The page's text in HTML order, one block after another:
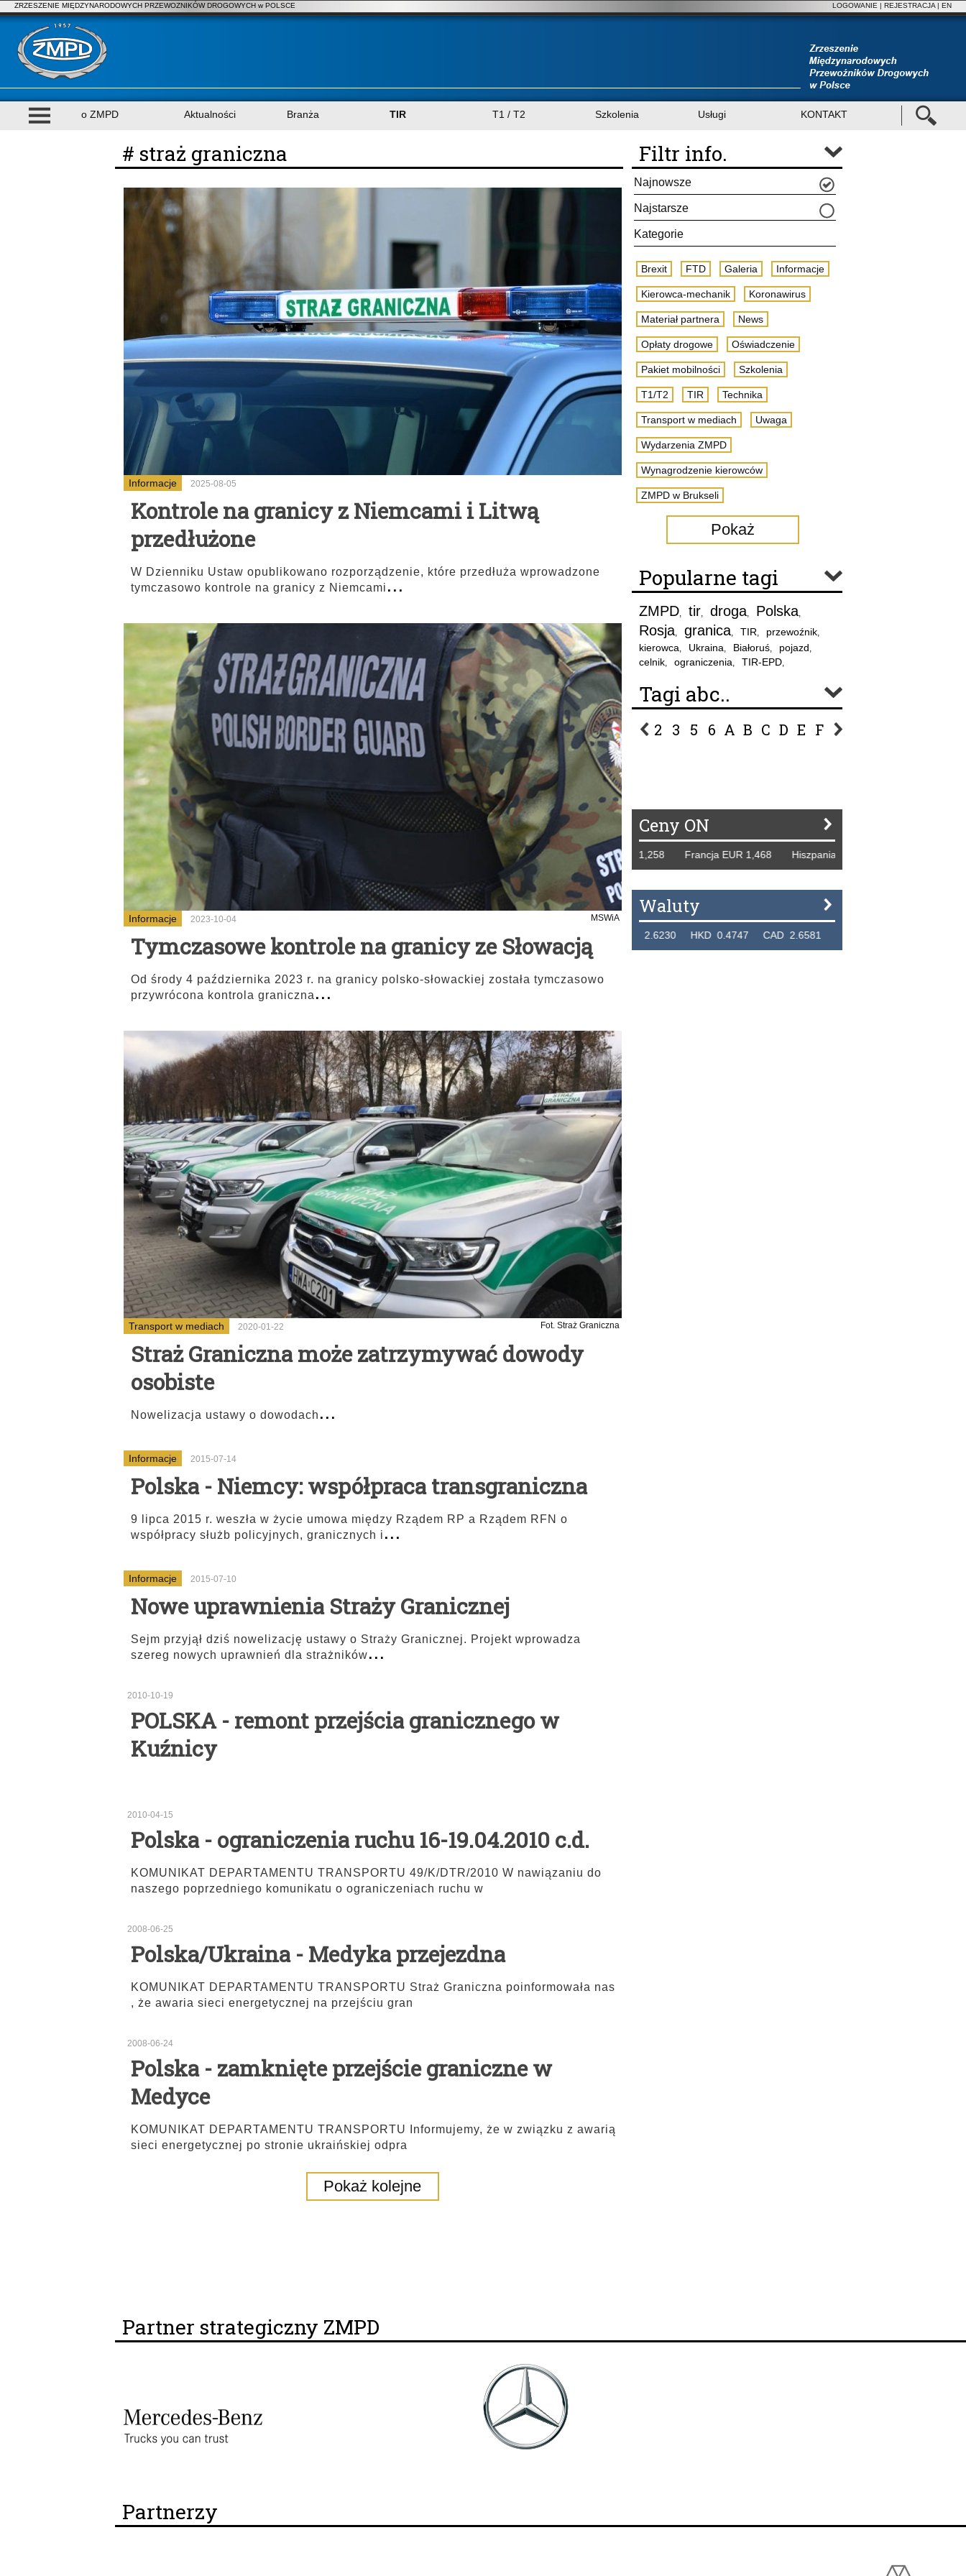
ZRZESZENIE MIĘDZYNARODOWYCH PRZEWOZNIKÓW DROGOWYCH w POLSCE LOGOWANIE | REJESTRACJA | EN
o ZMPD Aktualności Branża TIR T1 / T2 Szkolenia Usługi KONTAKT
# straż graniczna
Informacje 2025-08-05
Kontrole na granicy z Niemcami i Litwą
przedłużone
W Dzienniku Ustaw opublikowano rozporządzenie, które przedłuża wprowadzone
tymczasowo kontrole na granicy z Niemcami...
Informacje 2023-10-04 MSWiA
Tymczasowe kontrole na granicy ze Słowacją
Od środy 4 października 2023 r. na granicy polsko-słowackiej została tymczasowo
przywrócona kontrola graniczna ...
Transport w mediach 2020-01-22 Fot. Straż Graniczna
Straż Graniczna może zatrzymywać dowody
osobiste
Nowelizacja ustawy o dowodach ...
Informacje 2015-07-14
Polska - Niemcy: współpraca transgraniczna
9 lipca 2015 r. weszła w życie umowa między Rządem RP a Rządem RFN o
współpracy służb policyjnych, granicznych i...
Informacje 2015-07-10
Nowe uprawnienia Straży Granicznej
Sejm przyjął dziś nowelizację ustawy o Straży Granicznej. Projekt wprowadza
szereg nowych uprawnień dla strażników...
2010-10-19
POLSKA - remont przejścia granicznego w
Kuźnicy
2010-04-15
Polska - ograniczenia ruchu 16-19.04.2010 c.d.
KOMUNIKAT DEPARTAMENTU TRANSPORTU 49/K/DTR/2010 W nawiązaniu do
naszego poprzedniego komunikatu o ograniczeniach ruchu w
2008-06-25
Polska/Ukraina - Medyka przejezdna
KOMUNIKAT DEPARTAMENTU TRANSPORTU Straż Graniczna poinformowała nas
, że awaria sieci energetycznej na przejściu gran
2008-06-24
Polska - zamknięte przejście graniczne w
Medyce
KOMUNIKAT DEPARTAMENTU TRANSPORTU Informujemy, że w związku z awarią
sieci energetycznej po stronie ukraińskiej odpra
Pokaż kolejne
Filtr info.
Najnowsze
Najstarsze
Kategorie
Brexit FTD Galeria Informacje
Kierowca-mechanik Koronawirus
Materiał partnera News
Opłaty drogowe Oświadczenie
Pakiet mobilności Szkolenia
T1/T2 TIR Technika
Transport w mediach Uwaga
Wydarzenia ZMPD
Wynagrodzenie kierowców
ZMPD w Brukseli
Pokaż
Popularne tagi
ZMPD, tir, droga, Polska,
Rosja, granica, TIR, przewoźnik,
kierowca, Ukraina, Białoruś, pojazd,
celnik, ograniczenia, TIR-EPD,
Tagi abc..
2 3 5 6 A B C D E F G
Ceny ON
Tydzień 42/2019 r. Niemcy EUR 1,258 Francja EUR 1,468 Hiszpania EUR 1,229 WB GBP
Waluty
THB 0.1126 USD 3.7236 AUD 2.6230 HKD 0.4747 CAD 2.6581 NZD 2.1889 SGD 2.9048
Partner strategiczny ZMPD
Partnerzy